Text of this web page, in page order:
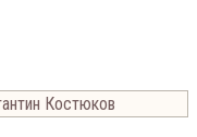
Костюков